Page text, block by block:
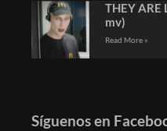
THEY ARE
mv)
Read More »
Síguenos en